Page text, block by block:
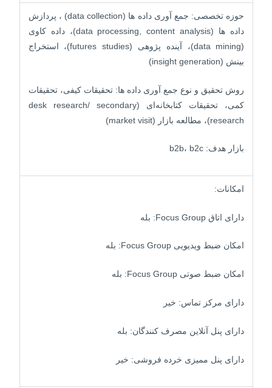
حوزه تخصصی: جمع آوری داده ها (data collection) ، پردازش
داده ها (data processing, content analysis)، داده کاوی
(data mining)، آینده پژوهی (futures studies)، استخراج
بینش (insight generation)
روش تحقیق و نوع جمع آوری داده ها: تحقیقات کیفی، تحقیقات
کمی، تحقیقات کتابخانه‌ای (desk research/ secondary
research)، مطالعه بازار (market visit)
بازار هدف: b2b، b2c
امکانات:
دارای اتاق Focus Group: بله
امکان ضبط ویدیویی Focus Group: بله
امکان ضبط صوتی Focus Group: بله
دارای مرکز تماس: خیر
دارای پنل آنلاین مصرف کنندگان: بله
دارای پنل ممیزی خرده فروشی: خیر